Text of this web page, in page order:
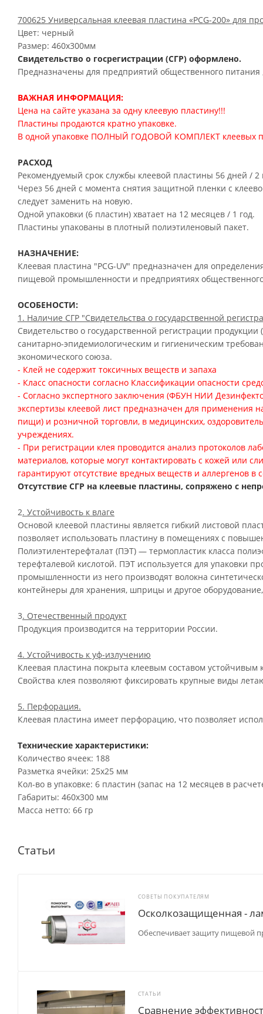
700625 Универсальная клеевая пластина «PCG-200» для
Цвет: черный
Размер: 460х300мм
Свидетельство о госрегистрации (СГР) оформлено.
Предназначены для предприятий общественного
ВАЖНАЯ ИНФОРМАЦИЯ:
Цена на сайте указана за одну клеевую пластину!!!
Пластины продаются кратно упаковке.
В одной упаковке ПОЛНЫЙ ГОДОВОЙ КОМПЛЕКТ клеевых
РАСХОД
Рекомендуемый срок службы клеевой пластины 56 дней / 2
Через 56 дней с момента снятия защитной пленки с
следует заменить на новую.
Одной упаковки (6 пластин) хватает на 12 месяцев / 1 год.
Пластины упакованы в плотный полиэтиленовый пакет.
НАЗНАЧЕНИЕ:
Клеевая пластина "PCG-UV" предназначен для
пищевой промышленности и предприятиях
ОСОБЕНОСТИ:
1. Наличие СГР "Свидетельства о государственной
Свидетельство о государственной регистрации
санитарно-эпидемиологическим и гигиеническим
экономического союза.
- Клей не содержит токсичных веществ и запаха
- Класс опасности согласно Классификации опасности
- Согласно экспертного заключения (ФБУН НИИ
экспертизы клеевой лист предназначен для применения
пищи) и розничной торговли, в медицинских,
учреждениях.
- При регистрации клея проводится анализ протоколов
материалов, которые могут контактировать с кожей или
гарантируют отсутствие вредных веществ и аллергенов в
Отсутствие СГР на клеевые пластины, сопряжено с
2. Устойчивость к влаге
Основой клеевой пластины является гибкий листовой
позволяет использовать пластину в помещениях с
Полиэтилентерефталат (ПЭТ) — термопластик класса
терефталевой кислотой. ПЭТ используется для упаковки
промышленности из него производят волокна
контейнеры для хранения, шприцы и другое
3. Отечественный продукт
Продукция производится на территории России.
4. Устойчивость к уф-излучению
Клеевая пластина покрыта клеевым составом устойчивым
Свойства клея позволяют фиксировать крупные виды
5. Перфорация.
Клеевая пластина имеет перфорацию, что позволяет
Технические характеристики:
Количество ячеек: 188
Разметка ячейки: 25х25 мм
Кол-во в упаковке: 6 пластин (запас на 12 месяцев в
Габариты: 460х300 мм
Масса нетто: 66 гр
Статьи
СОВЕТЫ ПОКУПАТЕЛЯМ
Осколкозащищенная -
Обеспечивает защиту пищевой
СТАТЬИ
Сравнение